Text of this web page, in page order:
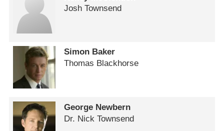
Josh Townsend
Simon Baker
Thomas Blackhorse
George Newbern
Dr. Nick Townsend